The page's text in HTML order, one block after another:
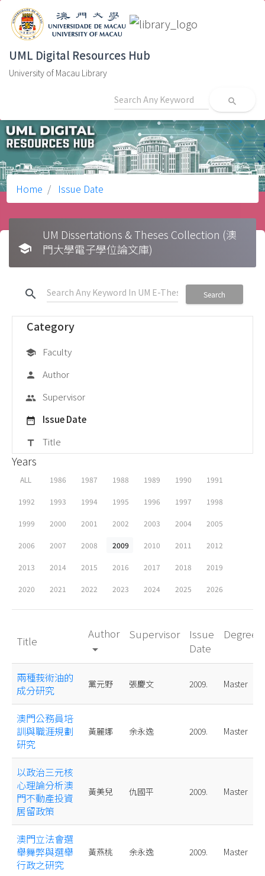
UML Digital Resources Hub
University of Macau Library
search
Home Issue Date
school
UM Dissertations & Theses Collection (澳
門大學電子學位論文庫)
search Search
Category
school Faculty
person Author
group Supervisor
date_range Issue Date
title Title
Years
ALL 1986 1987 1988 1989 1990 1991
1992 1993 1994 1995 1996 1997 1998
1999 2000 2001 2002 2003 2004 2005
2006 2007 2008 2009 2010 2011 2012
2013 2014 2015 2016 2017 2018 2019
2020 2021 2022 2023 2024 2025 2026
Title
Author
arrow_drop_down
Supervisor
Issue
Date
Degree
兩種莪術油的
成分研究
黨元野 張慶文 2009. Master
澳門公務員培
訓與職涯規劃
研究
黃麗娜 余永逸 2009. Master
以政治三元核
心理論分析澳
門不動產投資
居留政策
黃美兒 仇國平 2009. Master
澳門立法會選
舉舞弊與選舉
行政之研究
黃燕桃 余永逸 2009. Master